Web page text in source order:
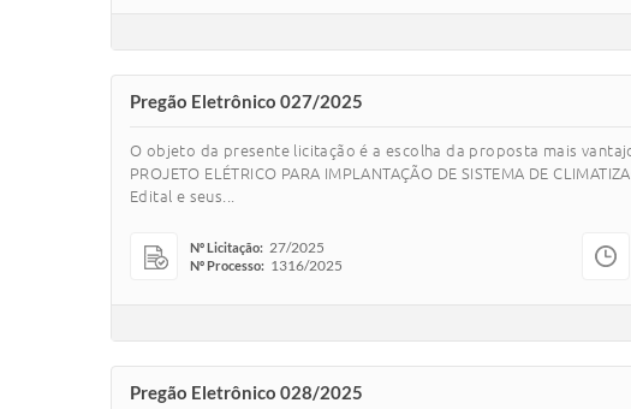
Pregão Eletrônico 027/2025
O objeto da presente licitação é a escolha da proposta mais vantajosa
PROJETO ELÉTRICO PARA IMPLANTAÇÃO DE SISTEMA DE
Edital e seus...
Nº Licitação: 27/2025
Nº Processo: 1316/2025
Pregão Eletrônico 028/2025